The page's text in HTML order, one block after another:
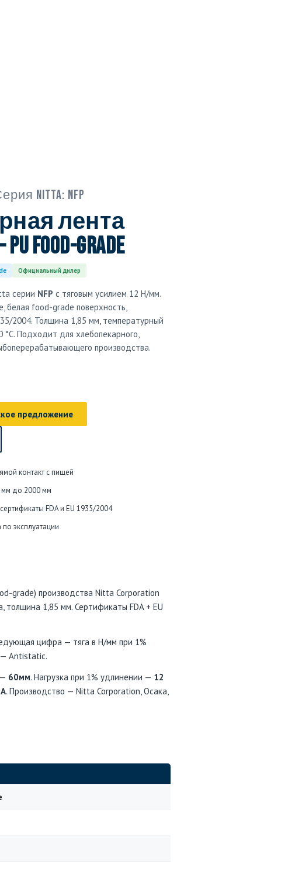
Nitta: NFP
лента
PU food-grade
Официальный дилер
серии NFP с тяговым усилием 12 Н/мм.
белая food-grade поверхность,
2004. Толщина 1,85 мм, температурный
°C. Подходит для хлебопекарного,
производства.
предложение
контакт с пищей
мм до 2000 мм
FDA и EU 1935/2004
эксплуатации
grade) производства Nitta Corporation
толщина 1,85 мм. Сертификаты FDA + EU
цифра — тяга в Н/мм при 1%
— Antistatic.
60мм. Нагрузка при 1% удлинении — 12
. Производство — Nitta Corporation, Осака,